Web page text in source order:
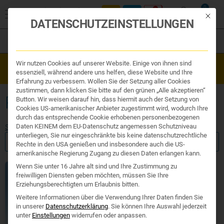
0
Organe & Organ Uhr
Traditionelle Medizin
Nahrungsergänzung
Kosmetik und Hygiene
Ihr Apotheker
Westend Online-Shop: Sicher, schnell und 24/7 für Sie da!
Gratisversand ab €50
RSV SCHNELLTEST
Start/ Produkte verschlagwortet mit „RSV schnelltest“
FILTER ANZEIGEN
Mit
DATENSCHUTZEINSTELLUNGEN
Wir nutzen Cookies auf unserer Website. Einige von ihnen sind
essenziell, während andere uns helfen, diese Website und Ihre
Erfahrung zu verbessern. Wollen Sie der Setzung aller Cookies
zustimmen, dann klicken Sie bitte auf den grünen „Alle akzeptieren“
Button. Wir weisen darauf hin, dass hiermit auch der Setzung von
Cookies US-amerikanischer Anbieter zugestimmt wird, wodurch Ihre
durch das entsprechende Cookie erhobenen personenbezogenen
Daten KEINEM dem EU-Datenschutz angemessen Schutzniveau
unterliegen, Sie nur eingeschränkte bis keine datenschutzrechtliche
Rechte in den USA genießen und insbesondere auch die US-
amerikanische Regierung Zugang zu diesen Daten erlangen kann.
Wenn Sie unter 16 Jahre alt sind und Ihre Zustimmung zu
freiwilligen Diensten geben möchten, müssen Sie Ihre
Erziehungsberechtigten um Erlaubnis bitten.
Weitere Informationen über die Verwendung Ihrer Daten finden Sie
in unserer Datenschutzerklärung. Sie können Ihre Auswahl jederzeit
unter Einstellungen widerrufen oder anpassen.